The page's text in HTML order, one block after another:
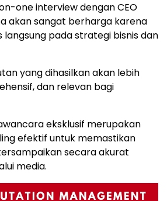
one interview dengan CEO
akan sangat berharga karena
pada strategi bisnis dan
yang dihasilkan akan lebih
dan relevan bagi
eksklusif merupakan
efektif untuk memastikan
secara akurat
media.